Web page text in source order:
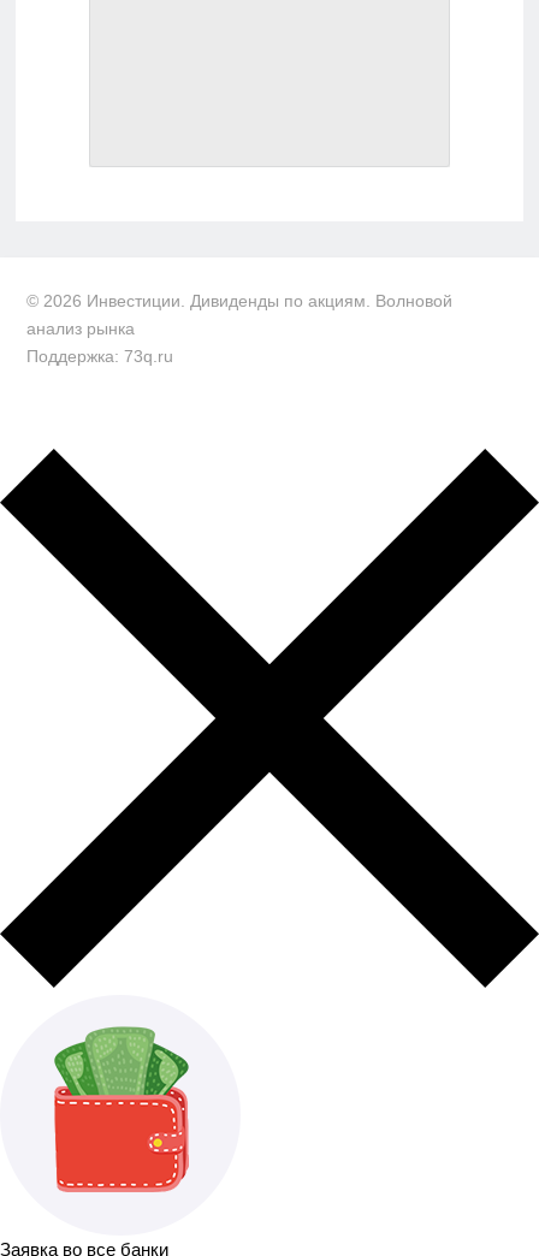
© 2026 Инвестиции. Дивиденды по акциям. Волновой
анализ рынка
Поддержка: 73q.ru
Заявка во все банки